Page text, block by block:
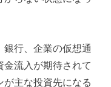
銀行、企業の仮想通
流入が期待されて
主な投資先になる